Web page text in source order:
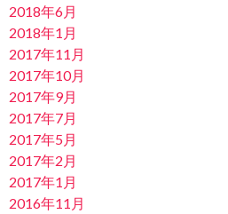
2018年6月
2018年1月
2017年11月
2017年10月
2017年9月
2017年7月
2017年5月
2017年2月
2017年1月
2016年11月